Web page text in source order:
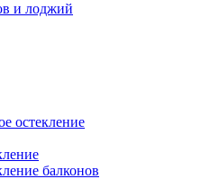
и лоджий
остекление
балконов